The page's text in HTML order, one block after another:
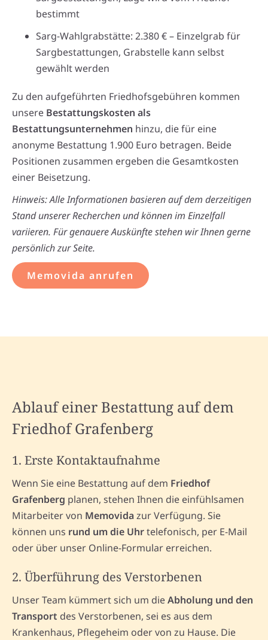
bestimmt
Sarg-Wahlgrabstätte: 2.380 € – Einzelgrab für
Sargbestattungen, Grabstelle kann selbst
gewählt werden
Zu den aufgeführten Friedhofsgebühren kommen
unsere Bestattungskosten als
Bestattungsunternehmen hinzu, die für eine
anonyme Bestattung 1.900 Euro betragen. Beide
Positionen zusammen ergeben die Gesamtkosten
einer Beisetzung.
Hinweis: Alle Informationen basieren auf dem derzeitigen
Stand unserer Recherchen und können im Einzelfall
variieren. Für genauere Auskünfte stehen wir Ihnen gerne
persönlich zur Seite.
Memovida anrufen
Ablauf einer Bestattung auf dem
Friedhof Grafenberg
1. Erste Kontaktaufnahme
Wenn Sie eine Bestattung auf dem Friedhof
Grafenberg planen, stehen Ihnen die einfühlsamen
Mitarbeiter von Memovidazur Verfügung. Sie
können uns rund um die Uhrtelefonisch, per E-Mail
oder über unser Online-Formular erreichen.
2. Überführung des Verstorbenen
Unser Team kümmert sich um dieAbholung und den
Transport des Verstorbenen, sei es aus dem
Krankenhaus, Pflegeheim oder von zu Hause. Die